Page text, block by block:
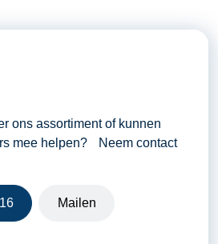
ons assortiment of kunnen
mee helpen? Neem contact
Mailen